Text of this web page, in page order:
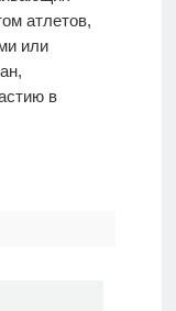
атлетов,
или
в